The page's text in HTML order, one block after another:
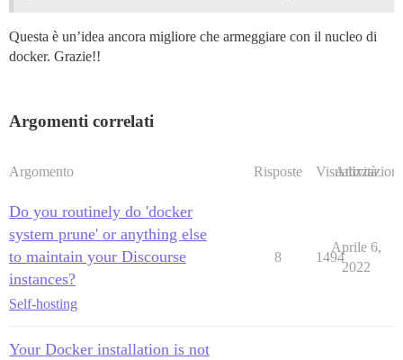
Questa è un’idea ancora migliore che armeggiare con il nucleo di
docker. Grazie!!
Argomenti correlati
Argomento Risposte Visualizzazioni
Attività
Do you routinely do 'docker
system prune' or anything else
to maintain your Discourse
instances?
Self-hosting
8 1494
Aprile 6,
2022
Your Docker installation is not